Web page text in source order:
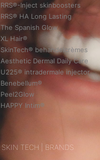
RRS®-Inject skinboosters
RRS® HA Long Lasting
The Spanish Glow
XL Hair®
SkinTech® behandelcrèmes
Aesthetic Dermal Daily Care
U225® intradermale injector
Benebellum®
Peel2Glow
HAPPY Intim®
SKIN TECH | BRANDS